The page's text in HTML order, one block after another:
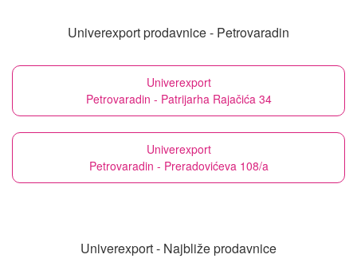
Univerexport prodavnice - Petrovaradin
Univerexport
Petrovaradin - Patrijarha Rajačića 34
Univerexport
Petrovaradin - Preradovićeva 108/a
Univerexport - Najbliže prodavnice